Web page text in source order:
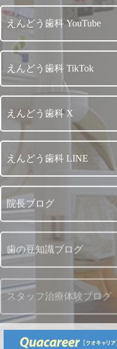
えんどう歯科 YouTube
えんどう歯科 TikTok
えんどう歯科 X
えんどう歯科 LINE
院長ブログ
歯の豆知識ブログ
スタッフ治療体験ブログ